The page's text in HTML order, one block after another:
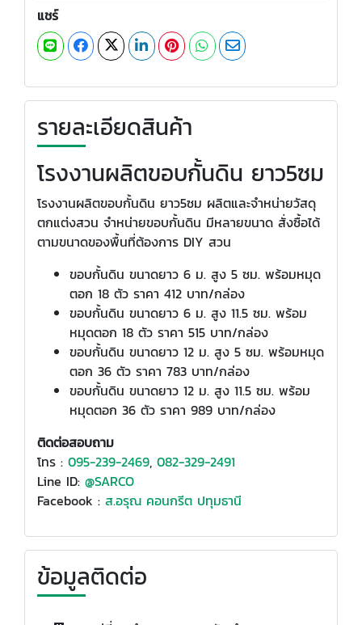
แชร์
รายละเอียดสินค้า
โรงงานผลิตขอบกั้นดิน ยาว5ซม
โรงงานผลิตขอบกั้นดิน ยาว5ซม ผลิตและจำหน่ายวัสดุ
ตกแต่งสวน จำหน่ายขอบกั้นดิน มีหลายขนาด สั่งซื้อได้
ตามขนาดของพื้นที่ต้องการ DIY สวน
ขอบกั้นดิน ขนาดยาว 6 ม. สูง 5 ซม. พร้อมหมุด
ตอก 18 ตัว ราคา 412 บาท/กล่อง
ขอบกั้นดิน ขนาดยาว 6 ม. สูง 11.5 ซม. พร้อม
หมุดตอก 18 ตัว ราคา 515 บาท/กล่อง
ขอบกั้นดิน ขนาดยาว 12 ม. สูง 5 ซม. พร้อมหมุด
ตอก 36 ตัว ราคา 783 บาท/กล่อง
ขอบกั้นดิน ขนาดยาว 12 ม. สูง 11.5 ซม. พร้อม
หมุดตอก 36 ตัว ราคา 989 บาท/กล่อง
ติดต่อสอบถาม
โทร : 095-239-2469, 082-329-2491
Line ID: @SARCO
Facebook : ส.อรุณ คอนกรีต ปทุมธานี
ข้อมูลติดต่อ